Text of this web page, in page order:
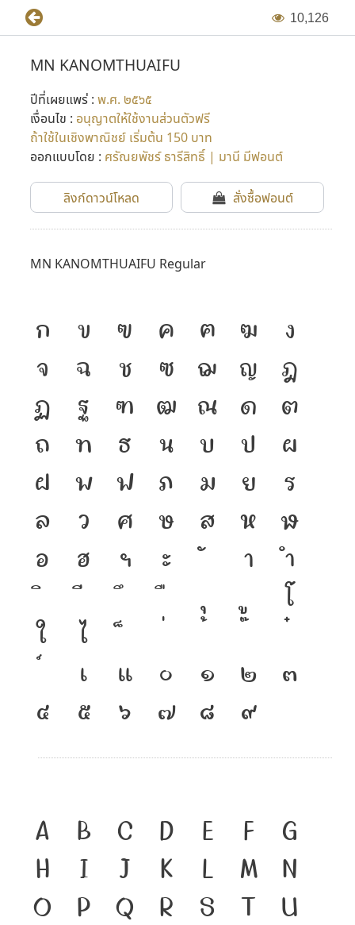
10,126
MN KANOMTHUAIFU
ปีที่เผยแพร่ : พ.ศ. ๒๕๖๕
เงื่อนไข : อนุญาตให้ใช้งานส่วนตัวฟรี
ถ้าใช้ในเชิงพาณิชย์ เริ่มต้น 150 บาท
ออกแบบโดย : ศรัณยพัชร์ ธารีสิทธิ์ | มานี มีฟอนต์
ลิงก์ดาวน์โหลด สั่งซื้อฟอนต์
MN KANOMTHUAIFU Regular
ก ข ฃ ค ฅ ฆ
ง
จ
ฉ ช ซ ฌ ญ
ฎ
ฏ
ฐ ฑ ฒ ณ ด
ต
ถ
ท ธ น บ ป
ผ
ฝ
พ ฟ ภ ม ย
ร
ล
ว ศ ษ ส ห
ฬ
อ
ฮ ฯ ะ า
ำ
โ
ใ
ไ
เ
แ ๐ ๑ ๒
๓
๔
๕ ๖ ๗ ๘ ๙
A B C D E F
G
H
I J K L M
N
O
P Q R S T
U